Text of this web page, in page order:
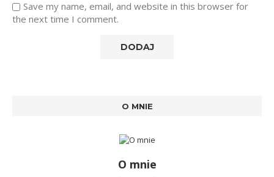
Save my name, email, and website in this browser for
the next time I comment.
O MNIE
O mnie